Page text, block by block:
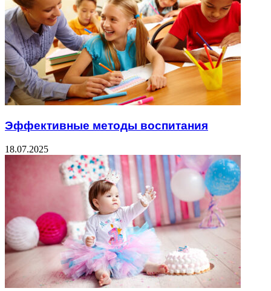
Эффективные методы воспитания
18.07.2025